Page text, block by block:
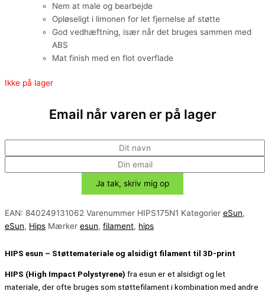
Nem at male og bearbejde
Opløseligt i limonen for let fjernelse af støtte
God vedhæftning, især når det bruges sammen med
ABS
Mat finish med en flot overflade
Ikke på lager
Email når varen er på lager
EAN: 840249131062 Varenummer HIPS175N1 Kategorier eSun,
eSun, Hips Mærker esun, filament, hips
HIPS esun – Støttemateriale og alsidigt filament til 3D-print
HIPS (High Impact Polystyrene) fra esun er et alsidigt og let
materiale, der ofte bruges som støttefilament i kombination med andre